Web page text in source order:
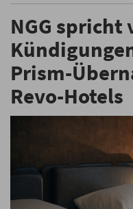
NGG spricht
Prism-
Revo-Hotels